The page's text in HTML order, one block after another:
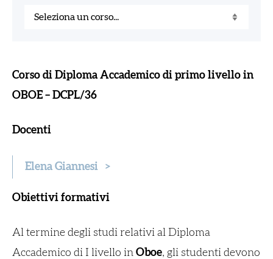
Corso di Diploma Accademico di primo livello in
OBOE – DCPL/36
Docenti
Elena Giannesi >
Obiettivi formativi
Al termine degli studi relativi al Diploma
Accademico di I livello in Oboe, gli studenti devono